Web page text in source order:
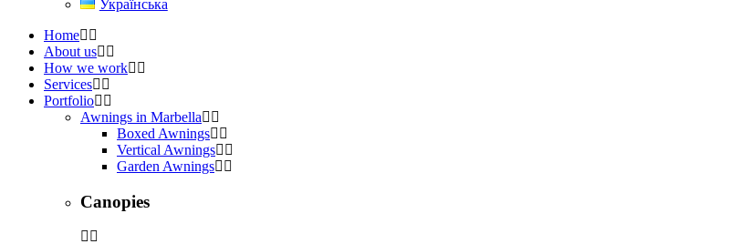
Українська
Home
About us
How we work
Services
Portfolio
Awnings in Marbella
Boxed Awnings
Vertical Awnings
Garden Awnings
Canopies